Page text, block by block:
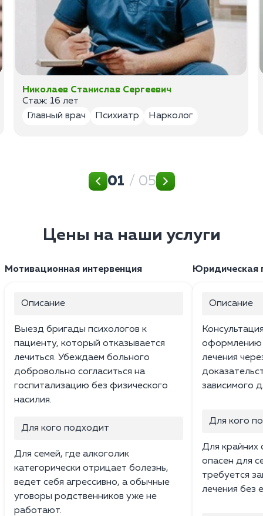
Николаев Станислав Сергеевич
Стаж: 16 лет
Главный врач
Психиатр Нарколог
01 / 05
Цены на наши услуги
Мотивационная интервенция
Описание
Выезд бригады психологов к
пациенту, который отказывается
лечиться. Убеждаем больного
добровольно согласиться на
госпитализацию без физического
насилия.
Для кого подходит
Для семей, где алкоголик
категорически отрицает болезнь,
ведет себя агрессивно, а обычные
уговоры родственников уже не
работают.
Юридическая
Описание
оформлению
лечения
зависимого
Для кого
Для крайних
опасен для
требуется
лечения без